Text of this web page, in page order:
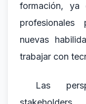
formación,
profesionales
nuevas
trabajar con
Las